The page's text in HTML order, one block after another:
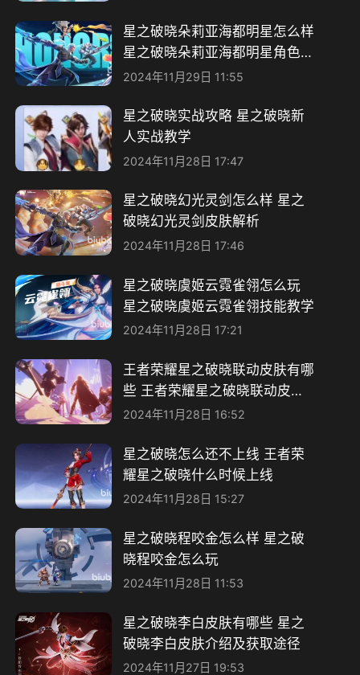
星之破晓朵莉亚海都明星怎么样
星之破晓朵莉亚海都明星角色介
绍
2024年11月29日 11:55
星之破晓实战攻略 星之破晓新
人实战教学
2024年11月28日 17:47
星之破晓幻光灵剑怎么样 星之
破晓幻光灵剑皮肤解析
2024年11月28日 17:46
星之破晓虞姬云霓雀翎怎么玩
星之破晓虞姬云霓雀翎技能教学
2024年11月28日 17:21
王者荣耀星之破晓联动皮肤有哪
些 王者荣耀星之破晓联动皮肤
介绍
2024年11月28日 16:52
星之破晓怎么还不上线 王者荣
耀星之破晓什么时候上线
2024年11月28日 15:27
星之破晓程咬金怎么样 星之破
晓程咬金怎么玩
2024年11月28日 11:53
星之破晓李白皮肤有哪些 星之
破晓李白皮肤介绍及获取途径
2024年11月27日 19:53